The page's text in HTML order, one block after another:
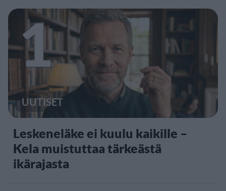
1
UUTISET
Leskeneläke ei kuulu kaikille –
Kela muistuttaa tärkeästä
ikärajasta